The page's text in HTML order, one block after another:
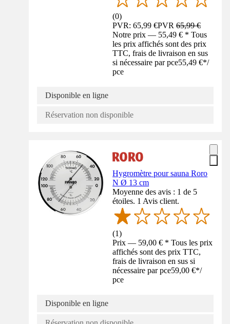
(0)
PVR: 65,99 €PVR65,99 €
Notre prix — 55,49 € * Tous
les prix affichés sont des prix
TTC, frais de livraison en sus
si nécessaire par pce55,49 €*/
pce
Disponible en ligne
Réservation non disponible
Hygromètre pour sauna Roro
N Ø 13 cm
Moyenne des avis : 1 de 5
étoiles. 1 Avis client.
(1)
Prix — 59,00 € * Tous les prix
affichés sont des prix TTC,
frais de livraison en sus si
nécessaire par pce59,00 €*/
pce
Disponible en ligne